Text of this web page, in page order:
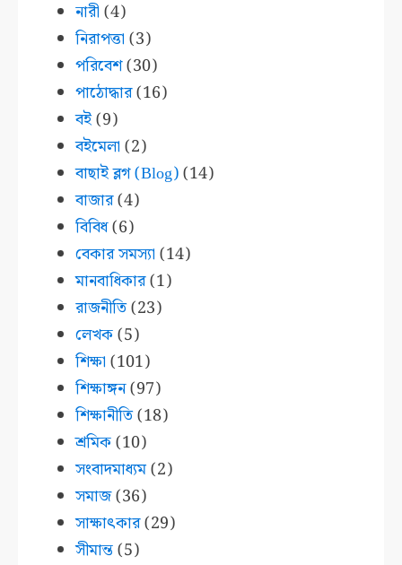
নারী (4)
নিরাপত্তা (3)
পরিবেশ(30)
পাঠোদ্ধার(16)
বই(9)
বইমেলা (2)
বাছাই ব্লগ (Blog)(14)
বাজার(4)
বিবিধ(6)
বেকার সমস্যা (14)
মানবাধিকার(1)
রাজনীতি(23)
লেখক(5)
শিক্ষা (101)
শিক্ষাঙ্গন(97)
শিক্ষানীতি(18)
শ্রমিক(10)
সংবাদমাধ্যম(2)
সমাজ(36)
সাক্ষাৎকার(29)
সীমান্ত(5)